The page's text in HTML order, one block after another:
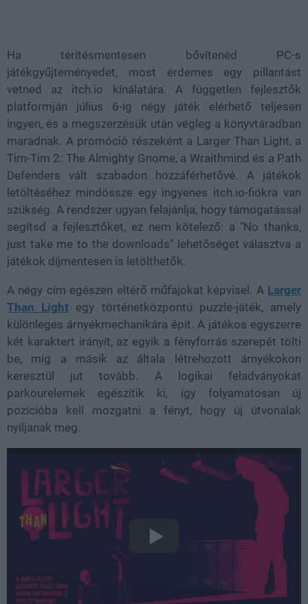
Ha térítésmentesen bővítenéd PC-s
játékgyűjteményedet, most érdemes egy pillantást
vetned az itch.io kínálatára. A független fejlesztők
platformján július 6-ig négy játék elérhető teljesen
ingyen, és a megszerzésük után végleg a könyvtáradban
maradnak. A promóció részeként a Larger Than Light, a
Tim-Tim 2: The Almighty Gnome, a Wraithmind és a Path
Defenders vált szabadon hozzáférhetővé. A játékok
letöltéséhez mindössze egy ingyenes itch.io-fiókra van
szükség. A rendszer ugyan felajánlja, hogy támogatással
segítsd a fejlesztőket, ez nem kötelező: a "No thanks,
just take me to the downloads" lehetőséget választva a
játékok díjmentesen is letölthetők.
A négy cím egészen eltérő műfajokat képvisel. A Larger
Than Light egy történetközpontú puzzle-játék, amely
különleges árnyékmechanikára épít. A játékos egyszerre
két karaktert irányít, az egyik a fényforrás szerepét tölti
be, míg a másik az általa létrehozott árnyékokon
keresztül jut tovább. A logikai feladványokat
parkourelemek egészítik ki, így folyamatosan új
pozícióba kell mozgatni a fényt, hogy új útvonalak
nyíljanak meg.